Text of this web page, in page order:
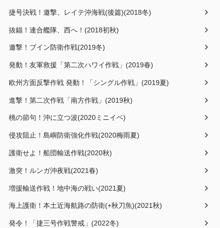
捷号決戦！邀撃、レイテ沖海戦(後篇)(2018冬)
抜錨！連合艦隊、西へ！(2018初秋)
邀撃！ブイン防衛作戦(2019冬)
発動！友軍救援「第二次ハワイ作戦」(2019春)
欧州方面反撃作戦 発動！「シングル作戦」(2019夏)
進撃！第二次作戦「南方作戦」(2019秋)
桃の節句！沖に立つ波(2020ミニイベ)
侵攻阻止！島嶼防衛強化作戦(2020梅雨夏)
護衛せよ！船団輸送作戦(2020秋)
激突！ルンガ沖夜戦(2021春)
増援輸送作戦！地中海の戦い(2021夏)
海上護衛！本土近海航路の防衛(+秋刀魚)(2021秋)
発令！「捷三号作戦警戒」(2022冬)